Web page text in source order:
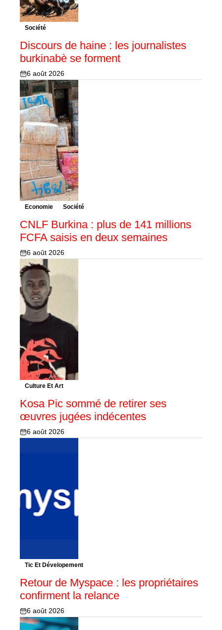
Société
Discours de haine : les journalistes
burkinabè se forment
6 août 2026
Economie Société
CNLF Burkina : plus de 141 millions
FCFA saisis en deux semaines
6 août 2026
Culture Et Art
Kosa Pic sommé de retirer ses
œuvres jugées indécentes
6 août 2026
Tic Et Dévelopement
Retour de Myspace : les propriétaires
confirment la relance
6 août 2026